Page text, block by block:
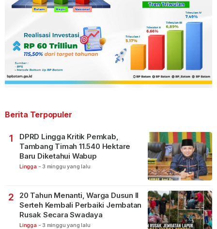
Berita Terpopuler
1
DPRD Lingga Kritik Pemkab,
Tambang Timah 11.540 Hektare
Baru Diketahui Wabup
Lingga - 3 minggu yang lalu
2
20 Tahun Menanti, Warga Dusun II
Serteh Kembali Perbaiki Jembatan
Rusak Secara Swadaya
Lingga - 3 minggu yang lalu